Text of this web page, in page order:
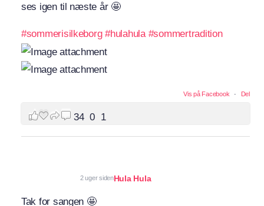
ses igen til næste år 🤩
#sommerisilkeborg #hulahula #sommertradition
Vis på Facebook · Del
34 0 1
Hula Hula
2 uger siden
Tak for sangen 🤩